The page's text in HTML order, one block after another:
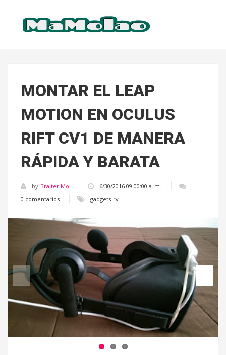
MONTAR EL LEAP
MOTION EN OCULUS
RIFT CV1 DE MANERA
RÁPIDA Y BARATA
by Braiter Mol
6/30/2016 09:00:00 a. m.
0 comentarios
gadgets rv